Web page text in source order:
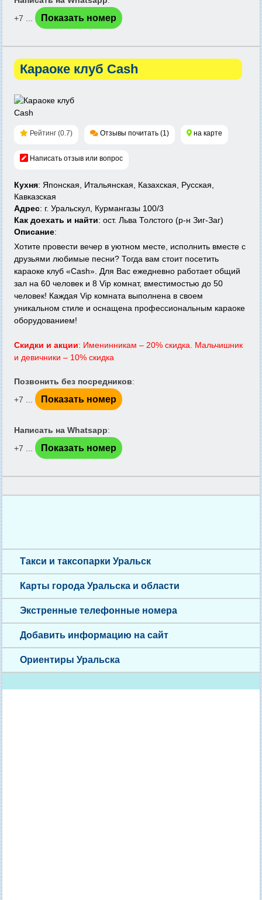
+7 ...
Показать номер
Караоке клуб Cash
Рейтинг (0.7) Отзывы почитать (1) на карте
Написать отзыв или вопрос
Кухня: Японская, Итальянская, Казахская, Русская,
Кавказская
Адрес: г. Уральскул, Курмангазы 100/3
Как доехать и найти: ост. Льва Толстого (р-н Зиг-Заг)
Описание:
Хотите провести вечер в уютном месте, исполнить вместе с
друзьями любимые песни? Тогда вам стоит посетить
караоке клуб «Cash». Для Вас ежедневно работает общий
зал на 60 человек и 8 Vip комнат, вместимостью до 50
человек! Каждая Vip комната выполнена в своем
уникальном стиле и оснащена профессиональным караоке
оборудованием!
Скидки и акции: Именинникам – 20% скидка. Мальчишник
и девичники – 10% скидка
Позвонить без посредников:
+7 ...
Показать номер
Написать на Whatsapp:
+7 ...
Показать номер
Такси и таксопарки Уральск
Карты города Уральска и области
Экстренные телефонные номера
Добавить информацию на сайт
Ориентиры Уральска